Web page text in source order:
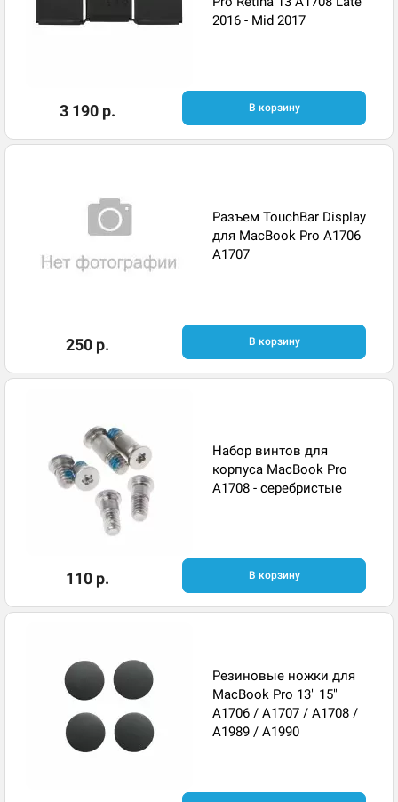
2016 - Mid 2017
3 190 р. В корзину
Разъем TouchBar Display
для MacBook Pro A1706
A1707
250 р. В корзину
Набор винтов для
корпуса MacBook Pro
A1708 - серебристые
110 р. В корзину
Резиновые ножки для
MacBook Pro 13" 15"
A1706 / A1707 / A1708 /
A1989 / A1990